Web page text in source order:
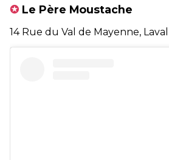
✪ Le Père Moustache
14 Rue du Val de Mayenne, Laval